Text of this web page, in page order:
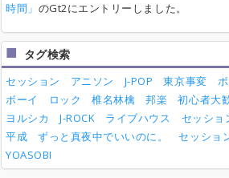
時間」 のGt2にエントリーしました。
タグ検索
セッション アニソン J-POP 東京事変
ボーイ
ロック 椎名林檎 邦楽 初心者大
ヨルシカ
J-ROCK ライブハウス セッショ
平成
ずっと真夜中でいいのに。 セッショ
YOASOBI